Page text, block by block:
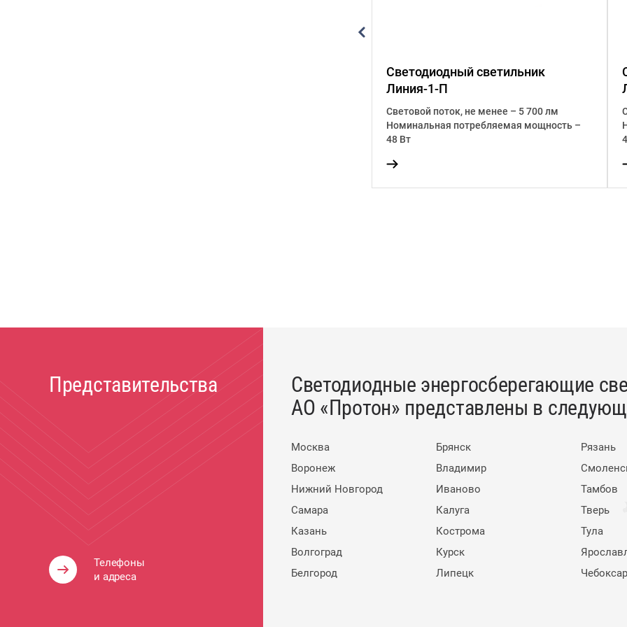
Светодиодный светильник
Линия-1-П
Световой поток, не менее – 5 700 лм
Номинальная потребляемая мощность –
48 Вт
Представительства
Телефоны
и адреса
Светодиодные энергосберегающие
АО «Протон» представлены в
Москва
Воронеж
Нижний Новгород
Самара
Казань
Волгоград
Белгород
Брянск
Владимир
Иваново
Калуга
Кострома
Курск
Липецк
Рязань
Тамбов
Тверь
Тула